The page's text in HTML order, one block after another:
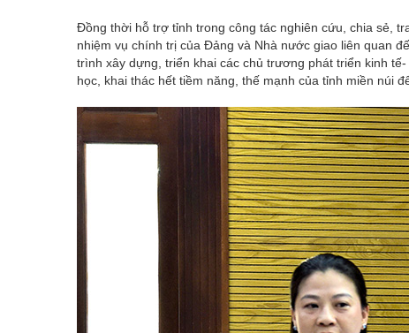
Đồng thời hỗ trợ tỉnh trong công tác nghiên cứu, chia sẻ,
nhiệm vụ chính trị của Đảng và Nhà nước giao liên quan
trình xây dựng, triển khai các chủ trương phát triển kinh
học, khai thác hết tiềm năng, thế mạnh của tỉnh miền núi